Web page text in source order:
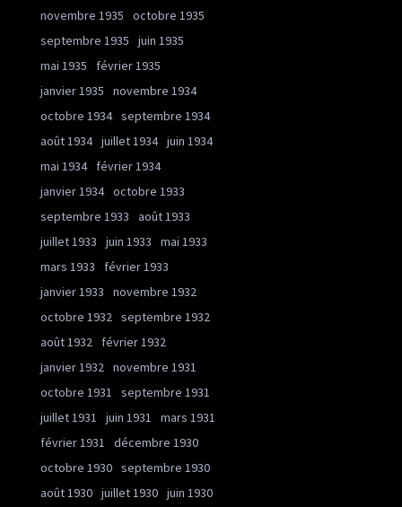
novembre 1935
octobre 1935
septembre 1935
juin 1935
mai 1935
février 1935
janvier 1935
novembre 1934
octobre 1934 septembre 1934
août 1934 juillet 1934 juin 1934
mai 1934
février 1934
janvier 1934 octobre 1933
septembre 1933
août 1933
juillet 1933
juin 1933
mai 1933
mars 1933
février 1933
janvier 1933
novembre 1932
octobre 1932 septembre 1932
août 1932
février 1932
janvier 1932 novembre 1931
octobre 1931
septembre 1931
juillet 1931
juin 1931
mars 1931
février 1931
décembre 1930
octobre 1930 septembre 1930
août 1930 juillet 1930 juin 1930